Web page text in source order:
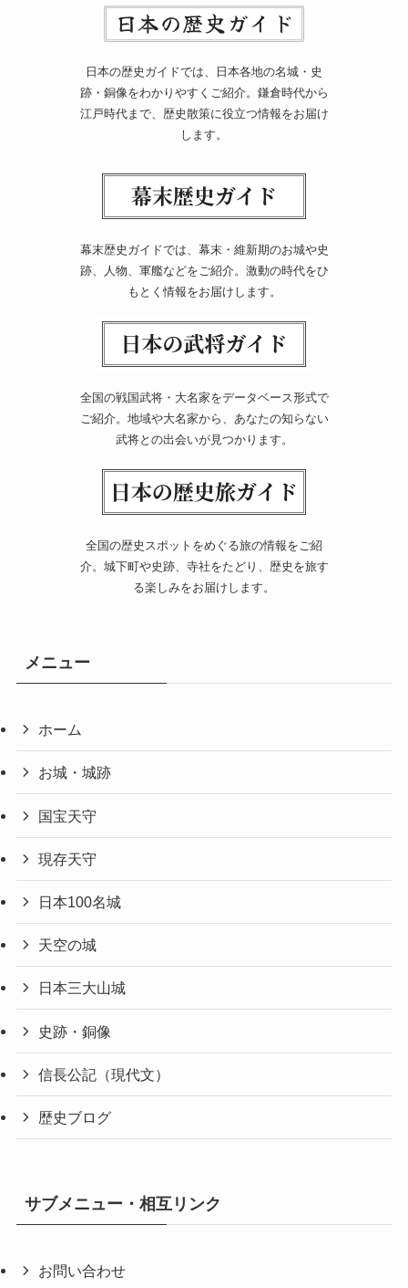
日本の歴史ガイドでは、日本各地の名城・史
跡・銅像をわかりやすくご紹介。鎌倉時代から
江戸時代まで、歴史散策に役立つ情報をお届け
します。
幕末歴史ガイドでは、幕末・維新期のお城や史
跡、人物、軍艦などをご紹介。激動の時代をひ
もとく情報をお届けします。
全国の戦国武将・大名家をデータベース形式で
ご紹介。地域や大名家から、あなたの知らない
武将との出会いが見つかります。
全国の歴史スポットをめぐる旅の情報をご紹
介。城下町や史跡、寺社をたどり、歴史を旅す
る楽しみをお届けします。
メニュー
ホーム
お城・城跡
国宝天守
現存天守
日本100名城
天空の城
日本三大山城
史跡・銅像
信長公記（現代文）
歴史ブログ
サブメニュー・相互リンク
お問い合わせ